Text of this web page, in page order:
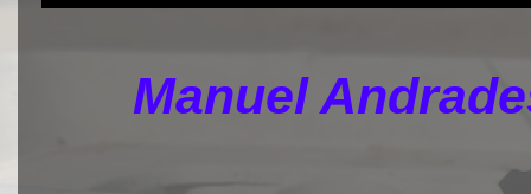
Manuel